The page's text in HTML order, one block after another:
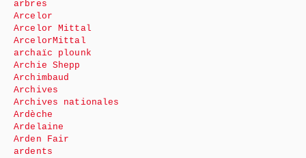
arbres
Arcelor
Arcelor Mittal
ArcelorMittal
archaïc plounk
Archie Shepp
Archimbaud
Archives
Archives nationales
Ardèche
Ardelaine
Arden Fair
ardents